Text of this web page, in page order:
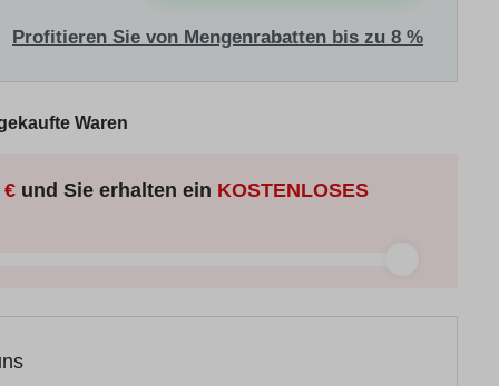
Profitieren Sie von Mengenrabatten bis zu 8 %
Waren
€ und Sie erhalten ein KOSTENLOSES